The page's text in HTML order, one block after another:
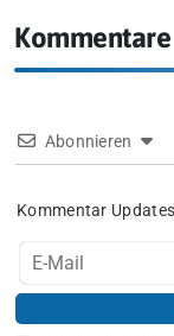
Kommentare
Abonnieren
Kommentar Updates